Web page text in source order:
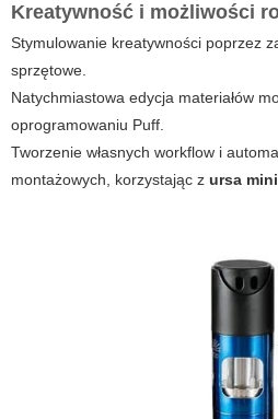
Kreatywność i możliwości
Stymulowanie kreatywności poprzez
sprzętowe.
Natychmiastowa edycja materiałów
oprogramowaniu Puff.
Tworzenie własnych workflow i
montażowych, korzystając z ursa